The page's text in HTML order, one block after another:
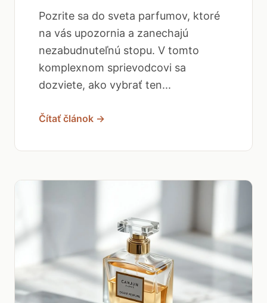
Pozrite sa do sveta parfumov, ktoré
na vás upozornia a zanechajú
nezabudnuteľnú stopu. V tomto
komplexnom sprievodcovi sa
dozviete, ako vybrať ten...
Čítať článok →